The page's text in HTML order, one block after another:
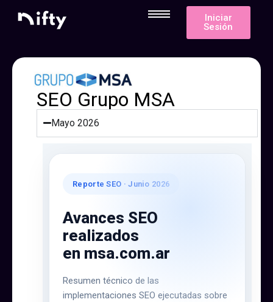
Iniciar
Sesión
SEO Grupo MSA
Mayo 2026
Reporte SEO · Junio 2026
Avances SEO
realizados
en msa.com.ar
Resumen técnico de las
implementaciones SEO ejecutadas sobre